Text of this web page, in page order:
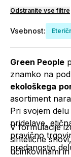
Odstranite vse filtre
Vsebnost:
Green People
znamko na
ekološkega
asortiment
Pri svojem
pridelave,
pravično
predanostjo
V formulacije
sintetične
učinkovinami